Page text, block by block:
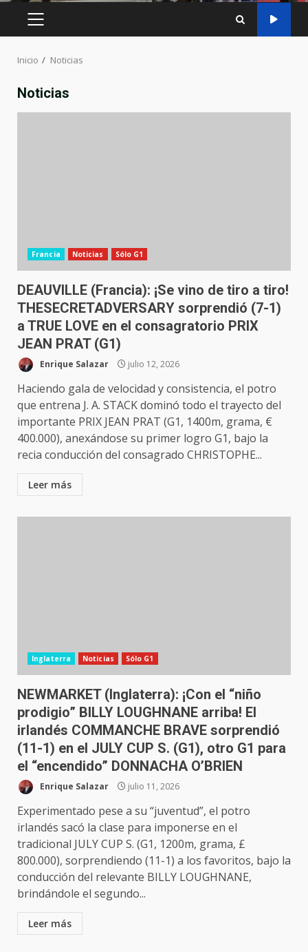
MENÚ
Inicio Noticias
Noticias
Francia Noticias Sólo G1
DEAUVILLE (Francia): ¡Se vino de tiro a tiro!
THESECRETADVERSARY sorprendió (7-1)
a TRUE LOVE en el consagratorio PRIX
JEAN PRAT (G1)
Enrique Salazar julio 12, 2026
Haciendo gala de velocidad y consistencia, el potro
que entrena J. A. STACK dominó todo el trayecto del
importante PRIX JEAN PRAT (G1, 1400m, grama, €
400.000), anexándose su primer logro G1, bajo la
recia conducción del consagrado CHRISTOPHE...
Leer más
Inglaterra Noticias Sólo G1
NEWMARKET (Inglaterra): ¡Con el “niño
prodigio” BILLY LOUGHNANE arriba! El
irlandés COMMANCHE BRAVE sorprendió
(11-1) en el JULY CUP S. (G1), otro G1 para
el “encendido” DONNACHA O’BRIEN
Enrique Salazar julio 11, 2026
Experimentado pese a su “juventud”, el potro
irlandés sacó la clase para imponerse en el
tradicional JULY CUP S. (G1, 1200m, grama, £
800.000), sorprendiendo (11-1) a los favoritos, bajo la
conducción del relevante BILLY LOUGHNANE,
brindándole el segundo...
Leer más